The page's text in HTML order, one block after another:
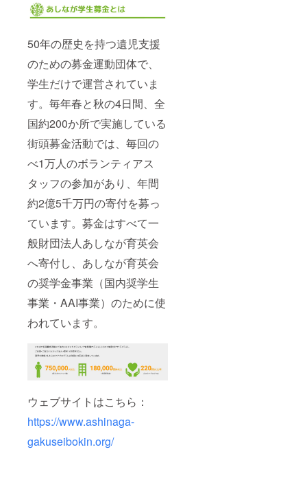
50年の歴史を持つ遺児支援
のための募金運動団体で、
学生だけで運営されていま
す。毎年春と秋の4日間、全
国約200か所で実施している
街頭募金活動では、毎回の
べ1万人のボランティアス
タッフの参加があり、年間
約2億5千万円の寄付を募っ
ています。募金はすべて一
般財団法人あしなが育英会
へ寄付し、あしなが育英会
の奨学金事業（国内奨学生
事業・AAI事業）のために使
われています。
ウェブサイトはこちら：
https://www.ashinaga-
gakuseibokin.org/